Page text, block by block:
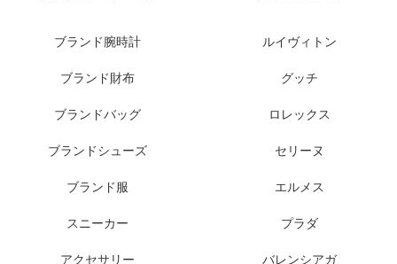
ブランド腕時計
ブランド財布
ブランドバッグ
ブランドシューズ
ブランド服
スニーカー
アクセサリー
ルイヴィトン
グッチ
ロレックス
セリーヌ
エルメス
プラダ
バレンシアガ